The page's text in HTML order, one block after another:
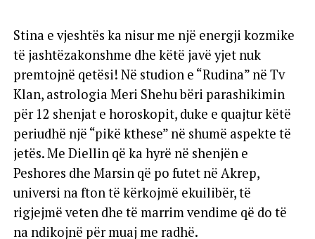
Stina e vjeshtës ka nisur me një energji kozmike
të jashtëzakonshme dhe këtë javë yjet nuk
premtojnë qetësi! Në studion e “Rudina” në Tv
Klan, astrologia Meri Shehu bëri parashikimin
për 12 shenjat e horoskopit, duke e quajtur këtë
periudhë një “pikë kthese” në shumë aspekte të
jetës. Me Diellin që ka hyrë në shenjën e
Peshores dhe Marsin që po futet në Akrep,
universi na fton të kërkojmë ekuilibër, të
rigjejmë veten dhe të marrim vendime që do të